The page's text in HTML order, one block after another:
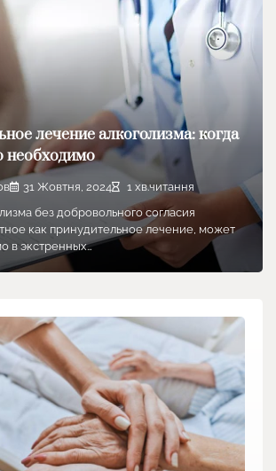
лечение алкоголизма: когда
необходимо
31 Жовтня, 2024
1 хв.читання
без добровольного согласия
как принудительное лечение, может
в экстренных…